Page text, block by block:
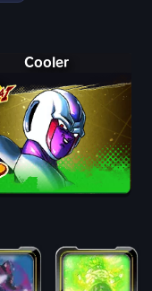
Cooler